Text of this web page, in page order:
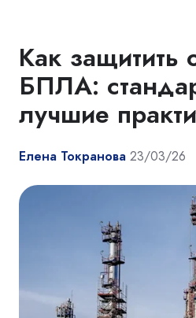
Как защитить
БПЛА:
лучшие
Елена Токранова 23/03/26